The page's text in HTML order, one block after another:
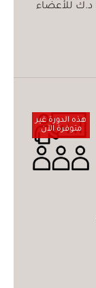
هذه الدورة غير
متوفرة الآن